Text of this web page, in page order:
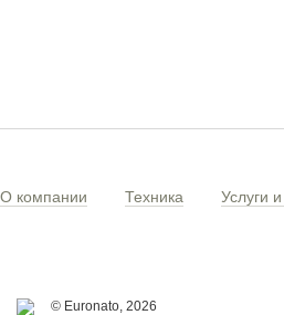
О компании Техника Услуги
© Euronato, 2026